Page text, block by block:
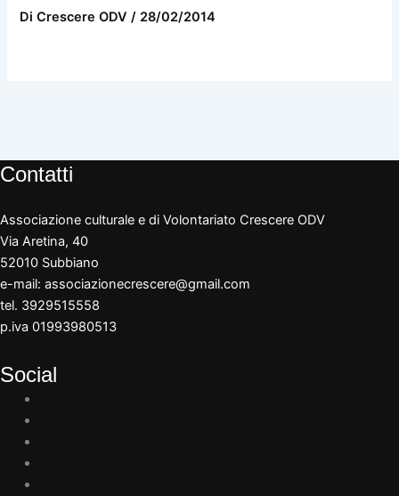
DiCrescere ODV/ 28/02/2014
Contatti
Associazione culturale e di Volontariato Crescere ODV
Via Aretina, 40
52010 Subbiano
e-mail: associazionecrescere@gmail.com
tel. 3929515558
p.iva 01993980513
Social